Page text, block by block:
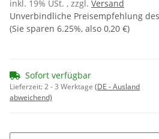
inkl. 19% USt. , zzgl. Versand
Unverbindliche Preisempfehlung
(Sie sparen 6.25%, also 0,20 €)
Sofort verfügbar
Lieferzeit:2 - 3 Werktage (DE - Ausland
abweichend)